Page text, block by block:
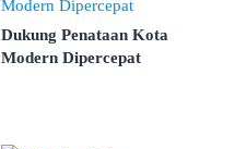
Dukung Penataan Kota
Modern Dipercepat